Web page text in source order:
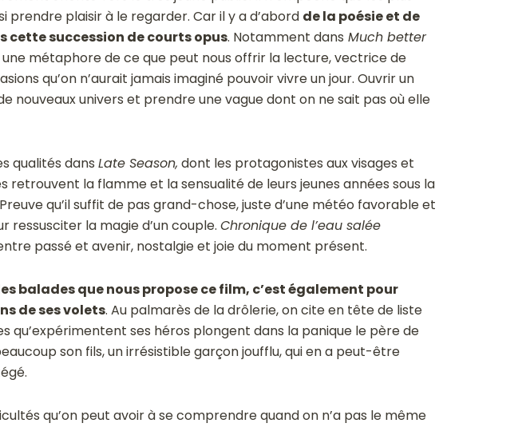
prendre plaisir à le regarder. Car il y a d’abord de la poésie et de
cette succession de courts opus. Notamment dans Much better
métaphore de ce que peut nous offrir la lecture, vectrice de
qu’on n’aurait jamais imaginé pouvoir vivre un jour. Ouvrir un
nouveaux univers et prendre une vague dont on ne sait pas où elle
qualités dans Late Season, dont les protagonistes aux visages et
retrouvent la flamme et la sensualité de leurs jeunes années sous la
qu’il suffit de pas grand-chose, juste d’une météo favorable et
ressusciter la magie d’un couple. Chronique de l’eau salée
passé et avenir, nostalgie et joie du moment présent.
balades que nous propose ce film, c’est également pour
de ses volets. Au palmarès de la drôlerie, on cite en tête de liste
qu’expérimentent ses héros plongent dans la panique le père de
son fils, un irrésistible garçon joufflu, qui en a peut-être
qu’on peut avoir à se comprendre quand on n’a pas le même